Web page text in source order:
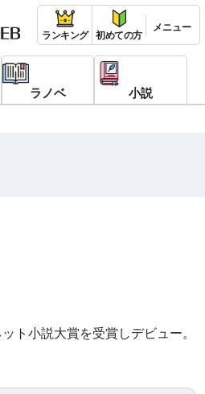
ランキング 初めての方
ラノベ 小説
ト小説大賞を受賞しデビュー。